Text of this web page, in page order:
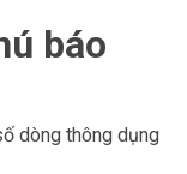
báo
dòng thông dụng